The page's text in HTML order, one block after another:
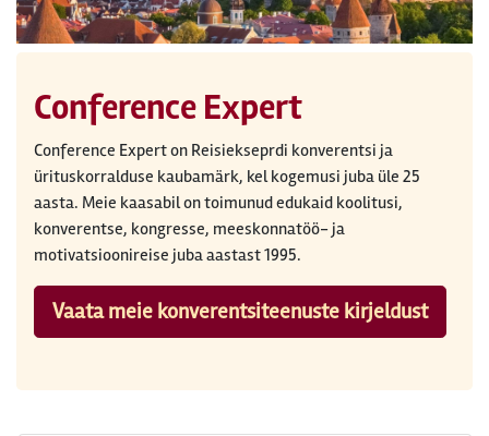
Conference Expert
Conference Expert on Reisiekseprdi konverentsi ja
ürituskorralduse kaubamärk, kel kogemusi juba üle 25
aasta. Meie kaasabil on toimunud edukaid koolitusi,
konverentse, kongresse, meeskonnatöö- ja
motivatsioonireise juba aastast 1995.
Vaata meie konverentsiteenuste kirjeldust